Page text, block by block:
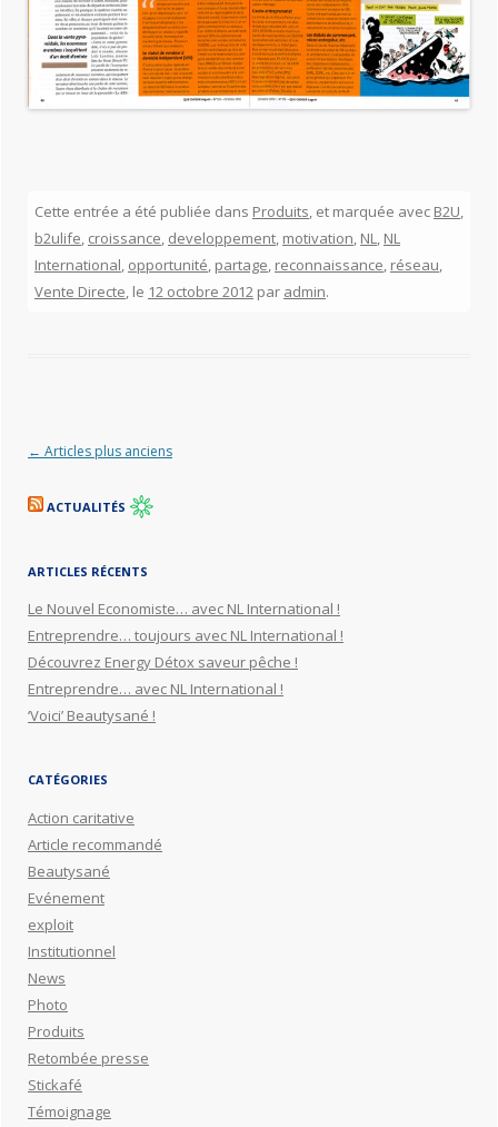
Cette entrée a été publiée dans Produits , et marquée avec B2U
b2ulife croissance developpement motivation NL
NL
International opportunité partage reconnaissance réseau
Vente Directe , le 12 octobre 2012 par admin.
Navigation des articles
← Articles plus anciens
ACTUALITÉS
ARTICLES RÉCENTS
Le Nouvel Economiste… avec NL International !
Entreprendre… toujours avec NL International !
Découvrez Energy Détox saveur pêche !
Entreprendre… avec NL International !
‘Voici’ Beautysané !
CATÉGORIES
Action caritative
Article recommandé
Beautysané
Evénement
exploit
Institutionnel
News
Photo
Produits
Retombée presse
Stickafé
Témoignage